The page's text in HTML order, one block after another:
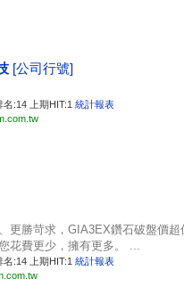
[公司行號]
名:14 上期HIT:1 統計報表
更勝苛求，GIA3EX鑽石破盤價超
花費更少，擁有更多。 ...
名:14 上期HIT:1 統計報表